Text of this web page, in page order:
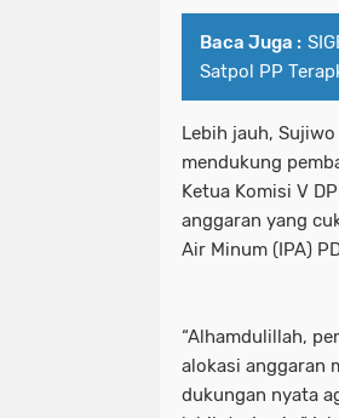
Baca Juga :
Satpol PP
Lebih jauh,
mendukung
Ketua Komisi V
anggaran yang
Air Minum (IPA)
“Alhamdulillah,
alokasi anggaran
dukungan nyata